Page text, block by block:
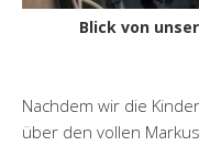
Blick von
Nachdem wir die
über den vollen